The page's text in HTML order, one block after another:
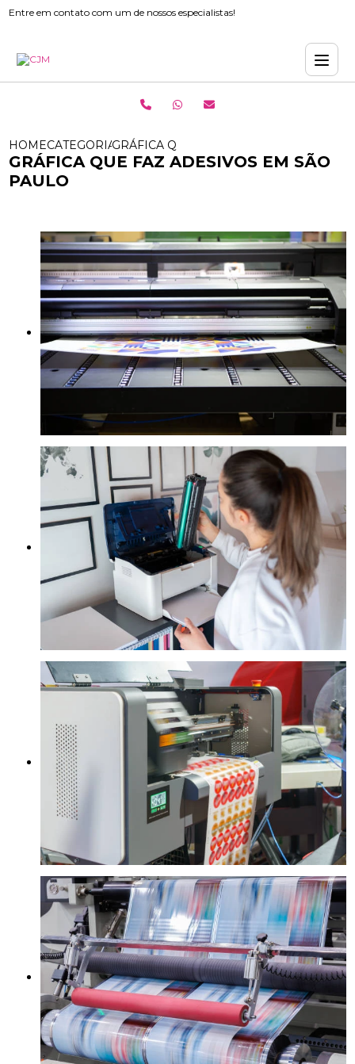
Entre em contato com um de nossos especialistas!
HOMECATEGORIASGRÁFICA QUE FAZ ADESIVOS EM SÃO
GRÁFICA QUE FAZ ADESIVOS EM SÃO
PAULO